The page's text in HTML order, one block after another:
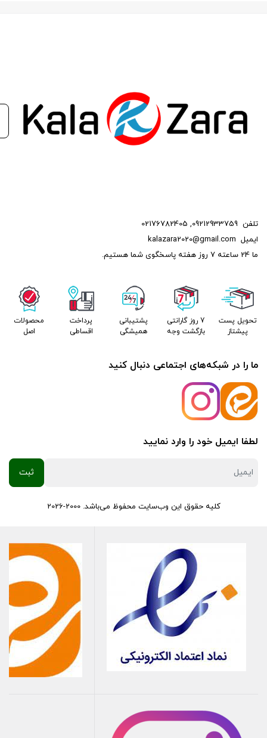
تلفن 09212933759
,
02176782405
ایمیل kalazara2020@gmail.com
ما 24 ساعته 7 روز هفته پاسخگوی شما هستیم.
تحویل پست
پیشتاز
7 روز گارانتی
بازگشت وجه
پشتیبانی
همیشگی
پرداخت
اقساطی
محصولات
اصل
ما را در شبکه‌های اجتماعی دنبال کنید
لطفا ایمیل خود را وارد نمایید
کلیه حقوق این وب‌سایت محفوظ می‌باشد. 2000-2026